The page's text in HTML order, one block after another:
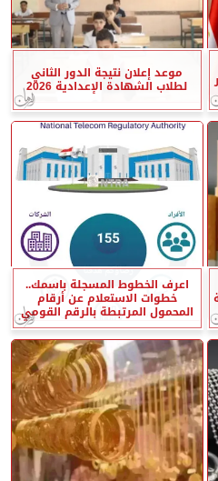
موعد إعلان نتيجة الدور الثاني
لطلاب الشهادة الإعدادية 2026
اعرف الخطوط المسجلة باسمك..
خطوات الاستعلام عن أرقام
المحمول المرتبطة بالرقم القومي